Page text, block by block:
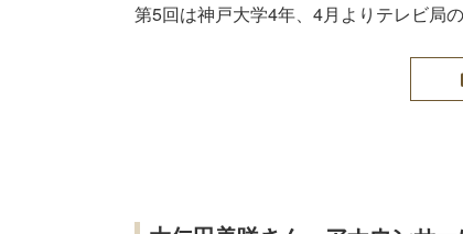
第5回は神戸大学4年、4月よりテレビ局